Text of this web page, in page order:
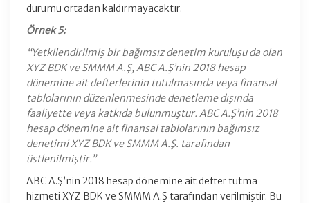
durumu ortadan kaldırmayacaktır.
Örnek 5:
“Yetkilendirilmiş bir bağımsız denetim kuruluşu da olan
XYZ BDK ve SMMM A.Ş, ABC A.Ş’nin 2018 hesap
dönemine ait defterlerinin tutulmasında veya finansal
tablolarının düzenlenmesinde denetleme dışında
faaliyette veya katkıda bulunmuştur. ABC A.Ş’nin 2018
hesap dönemine ait finansal tablolarının bağımsız
denetimi XYZ BDK ve SMMM A.Ş. tarafından
üstlenilmiştir.”
ABC A.Ş’nin 2018 hesap dönemine ait defter tutma
hizmeti XYZ BDK ve SMMM A.Ş tarafından verilmiştir. Bu